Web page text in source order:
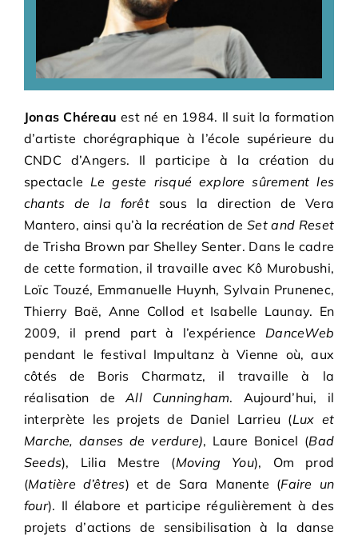
Adhésions
Archives
Contact
Jonas Chéreau est né en 1984. Il suit la formation
d’artiste chorégraphique à l’école supérieure du
CNDC d’Angers. Il participe à la création du
spectacleLe geste risqué explore sûrement les
chants de la forêtsous la direction de Vera
Mantero, ainsi qu’à la recréation deSet and Reset
de Trisha Brown par Shelley Senter. Dans le cadre
de cette formation, il travaille avec Kô Murobushi,
Loïc Touzé, Emmanuelle Huynh, Sylvain Prunenec,
Thierry Baë, Anne Collod et Isabelle Launay. En
2009, il prend part à l’expérienceDanceWeb
pendant le festival Impultanz à Vienne où, aux
côtés de Boris Charmatz, il travaille à la
réalisation deAll Cunningham. Aujourd’hui, il
interprète les projets de Daniel Larrieu (Lux et
Marche, danses de verdure), Laure Bonicel (Bad
Seeds), Lilia Mestre (Moving You), Om prod
(Matière d’êtres) et de Sara Manente (Faire un
four). Il élabore et participe régulièrement à des
projets d’actions de sensibilisation à la danse